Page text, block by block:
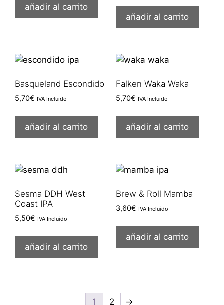
añadir al carrito
añadir al carrito
Basqueland Escondido
5,70€ IVA Incluido
añadir al carrito
Falken Waka Waka
5,70€ IVA Incluido
añadir al carrito
Sesma DDH West
Coast IPA
5,50€ IVA Incluido
añadir al carrito
Brew & Roll Mamba
3,60€ IVA Incluido
añadir al carrito
1 2 →